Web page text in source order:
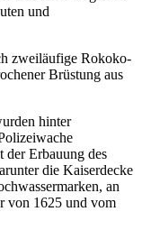
und
zweiläufige Rokoko-
Brüstung aus
hinter
der Erbauung des
die Kaiserdecke
an
von 1625 und vom